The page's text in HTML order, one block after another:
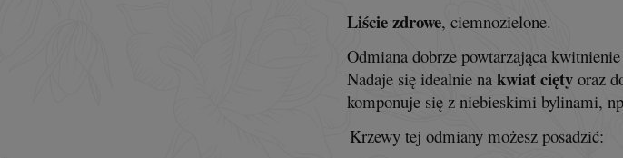
Liście zdrowe, ciemnozielone.
Odmiana dobrze powtarzająca
Nadaje się idealnie na kwiat cięty oraz
komponuje się z niebieskimi bylinami,
Krzewy tej odmiany możesz posadzić: